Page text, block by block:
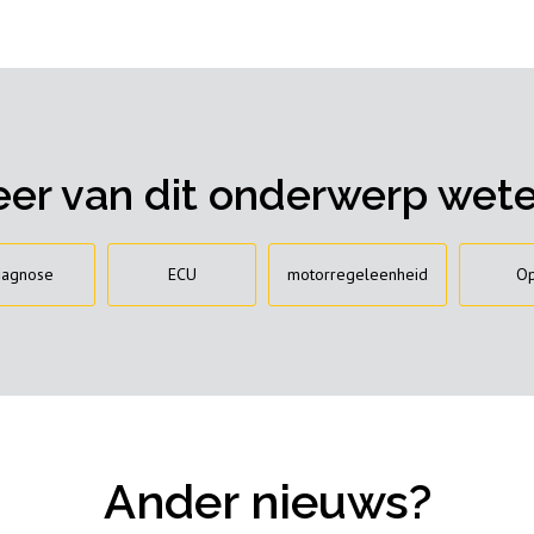
van dit onderwerp
ECU motorregeleenheid
Ander nieuws?